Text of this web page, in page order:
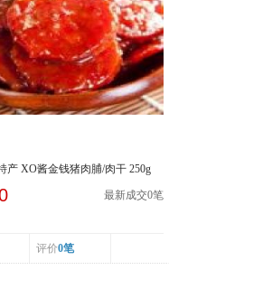
产 XO酱金钱猪肉脯/肉干 250g
最新成交0笔
评价0笔